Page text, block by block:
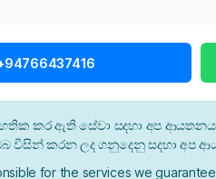
කර ඇති සේවා සදහා අප
විසින් කරන ලද ගනුදෙනු සදහා අප
for the services we